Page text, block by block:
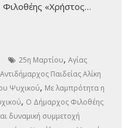
Φιλοθέης «Χρήστος…
25η Μαρτίου,Αγίας
Αντιδήμαρχος Παιδείας Αλίκη
Ψυχικού, Με λαμπρότητα η
, Ο Δήμαρχος Φιλοθέης
δυναμική συμμετοχή